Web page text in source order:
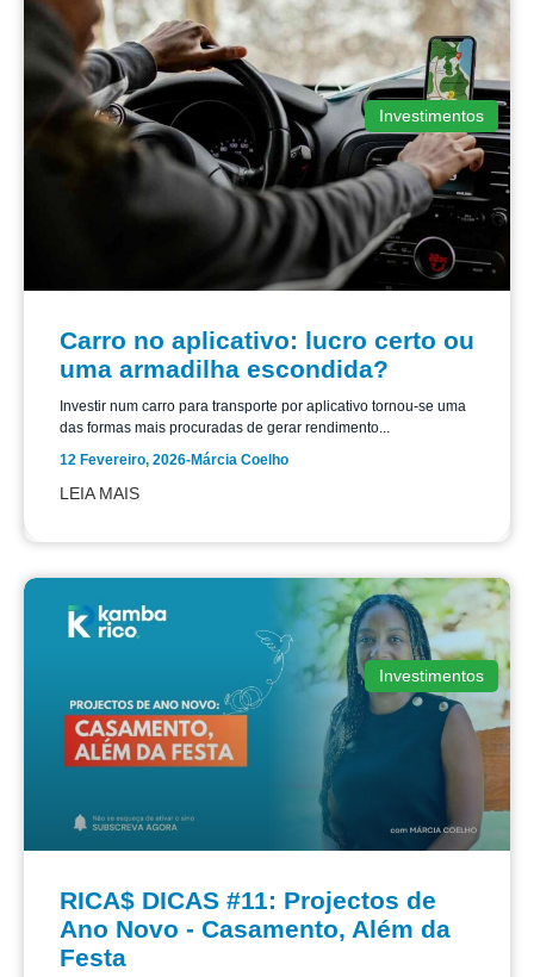
Investimentos
Carro no aplicativo: lucro certo ou
uma armadilha escondida?
Investir num carro para transporte por aplicativo tornou-se uma
das formas mais procuradas de gerar rendimento...
12 Fevereiro, 2026-Márcia Coelho
LEIA MAIS
Investimentos
RICA$ DICAS #11: Projectos de
Ano Novo - Casamento, Além da
Festa